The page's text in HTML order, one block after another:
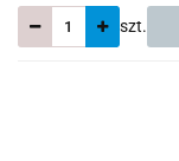
szt.